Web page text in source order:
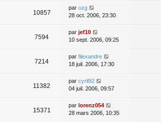
10857
par ozg
28 oct. 2006, 23:30
7594
par jef10
10 sept. 2006, 09:25
7214
par filexandre
18 juil. 2006, 17:30
11382
par cyril92
04 juil. 2006, 09:57
15371
par lorenz054
28 mars 2006, 10:35